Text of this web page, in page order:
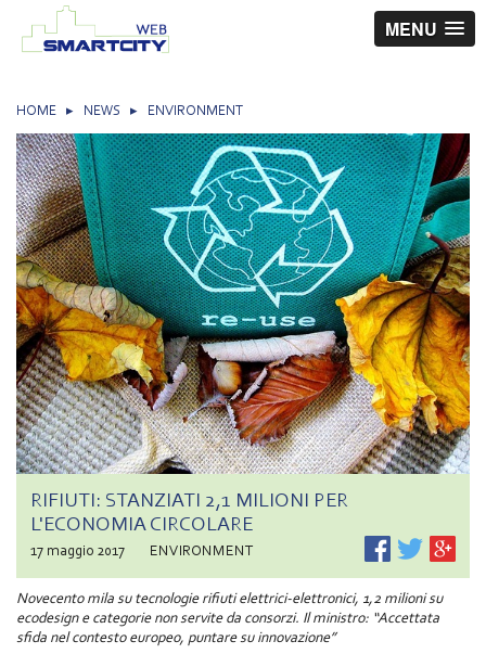
MENU
HOME ▸ NEWS ▸ ENVIRONMENT
RIFIUTI: STANZIATI 2,1 MILIONI PER
L'ECONOMIA CIRCOLARE
17 maggio 2017 ENVIRONMENT
Novecento mila su tecnologie rifiuti elettrici-elettronici, 1,2 milioni su
ecodesign e categorie non servite da consorzi. Il ministro: “Accettata
sfida nel contesto europeo, puntare su innovazione”